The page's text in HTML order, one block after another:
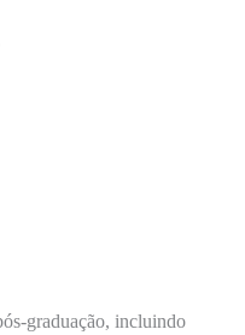
graduação, incluindo